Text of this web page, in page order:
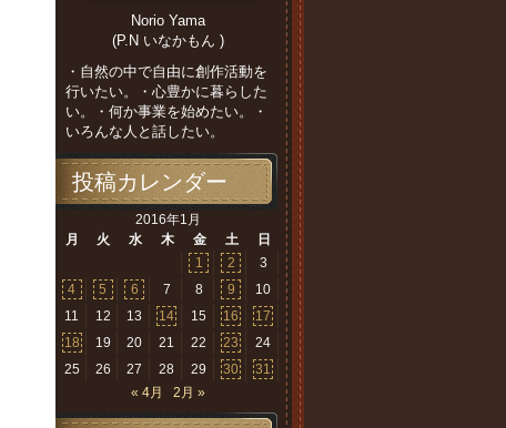
Norio Yama
(P.N いなかもん )
・自然の中で自由に創作活動を
行いたい。・心豊かに暮らした
い。・何か事業を始めたい。・
いろんな人と話したい。
投稿カレンダー
2016年1月
月
火 水 木 金 土
日
1
2
3
4
5 6 7 8 9
10
11
12 13 14 15 16
17
18
19 20 21 22 23
24
25
26 27 28 29 30
31
« 4月
2月 »